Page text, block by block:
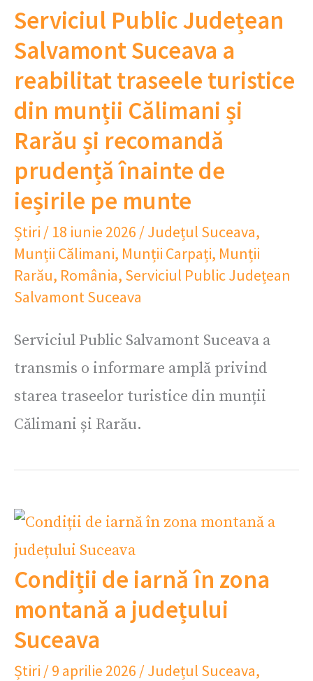
Serviciul Public Județean
Salvamont Suceava a
reabilitat traseele turistice
din munții Călimani și
Rarău și recomandă
prudență înainte de
ieșirile pe munte
Știri / 18 iunie 2026 /Județul Suceava,
Munții Călimani, Munții Carpați, Munții
Rarău, România, Serviciul Public Județean
Salvamont Suceava
Serviciul Public Salvamont Suceava a
transmis o informare amplă privind
starea traseelor turistice din munții
Călimani și Rarău.
Condiții de iarnă în zona
montană a județului
Suceava
Știri /9 aprilie 2026 /Județul Suceava,